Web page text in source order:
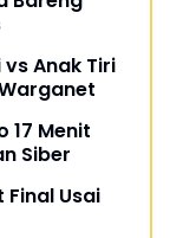
vs Anak Tiri
17 Menit
Siber
Usai